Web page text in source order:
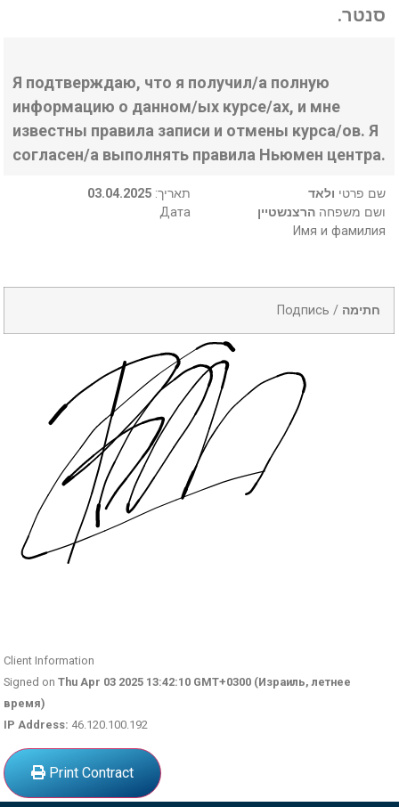
סנטר.
Я подтверждаю, что я получил/а полную
информацию о данном/ых курсе/ах, и мне
известны правила записи и отмены курса/ов. Я
согласен/а выполнять правила Ньюмен центра.
03.04.2025 :תאריך
Дата
שם פרטי ולאד
ושם משפחה הרצנשטיין
Имя и фамилия
Подпись / חתימה
Client Information
Signed onThu Apr 03 2025 13:42:10 GMT+0300 (Израиль, летнее
время)
IP Address: 46.120.100.192
Print Contract